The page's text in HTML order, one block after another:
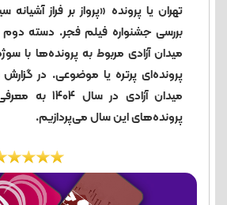
تهران یا پرونده «پرواز بر فراز
بررسی جشنواره فیلم فجر. دسته
میدان آزادی مربوط به پرونده‌ها با
پرونده‌ای پرتره یا موضوعی. در
میدان آزادی در
پروند‌ه‌های این سال می‌پردازیم.